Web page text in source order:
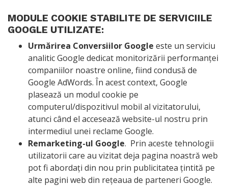
MODULE COOKIE STABILITE DE SERVICIILE
GOOGLE UTILIZATE:
Urmărirea Conversiilor Google este un serviciu
analitic Google dedicat monitorizării performanței
companiilor noastre online, fiind condusă de
Google AdWords. În acest context, Google
plasează un modul cookie pe
computerul/dispozitivul mobil al vizitatorului,
atunci când el accesează website-ul nostru prin
intermediul unei reclame Google.
Remarketing-ul Google. Prin aceste tehnologii
utilizatorii care au vizitat deja pagina noastră web
pot fi abordați din nou prin publicitatea țintită pe
alte pagini web din rețeaua de parteneri Google.